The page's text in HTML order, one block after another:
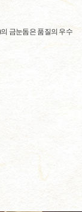
금눈돔은 품질의 우수